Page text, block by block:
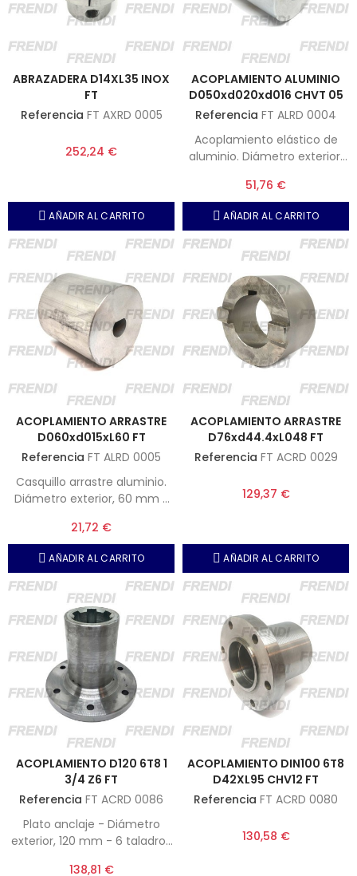
ABRAZADERA D14XL35 INOX
FT
Referencia FT AXRD 0005
252,24 €
AÑADIR AL CARRITO
ACOPLAMIENTO ALUMINIO
D050xd020xd016 CHVT 05
Referencia FT ALRD 0004
Acoplamiento elástico de
aluminio. Diámetro exterior,
mm sin chavetero. Diámetro
eje 2, 16 mm chavetero 5
mm.
51,76 €
AÑADIR AL CARRITO
ACOPLAMIENTO ARRASTRE
D060xd015xL60 FT
Referencia FT ALRD 0005
Casquillo arrastre aluminio.
Diámetro exterior, 60 mm -
21,72 €
AÑADIR AL CARRITO
ACOPLAMIENTO ARRASTRE
D76xd44.4xL048 FT
Referencia FT ACRD 0029
129,37 €
AÑADIR AL CARRITO
ACOPLAMIENTO D120 6T8 1
3/4 Z6 FT
Referencia FT ACRD 0086
Plato anclaje - Diámetro
exterior, 120 mm - 6 taladros
138,81 €
ACOPLAMIENTO DIN100 6T8
D42XL95 CHV12 FT
Referencia FT ACRD 0080
130,58 €